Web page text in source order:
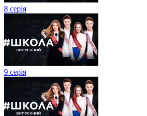
8 серія
9 серія